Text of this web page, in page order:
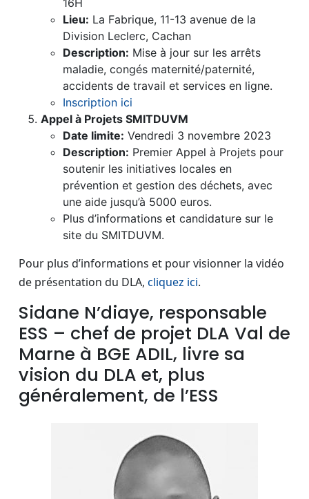
16H
Lieu: La Fabrique, 11-13 avenue de la
Division Leclerc, Cachan
Description: Mise à jour sur les arrêts
maladie, congés maternité/paternité,
accidents de travail et services en ligne.
Inscription ici
Appel à Projets SMITDUVM
Date limite: Vendredi 3 novembre 2023
Description: Premier Appel à Projets pour
soutenir les initiatives locales en
prévention et gestion des déchets, avec
une aide jusqu’à 5000 euros.
Plus d’informations et candidature sur le
site du SMITDUVM.
Pour plus d’informations et pour visionner la vidéo
de présentation du DLA, cliquez ici.
Sidane N’diaye, responsable
ESS – chef de projet DLA Val de
Marne à BGE ADIL, livre sa
vision du DLA et, plus
généralement, de l’ESS